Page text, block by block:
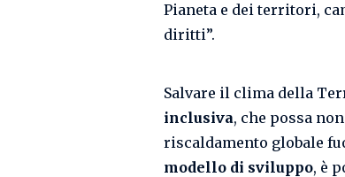
Pianeta e dei territori,
diritti”.
Salvare il clima della
inclusiva, che possa
riscaldamento globale
modello di sviluppo, è